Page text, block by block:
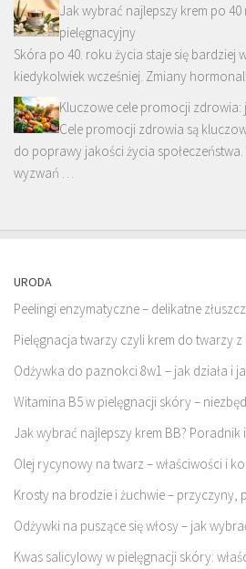
Jak wybrać najlepszy krem po
pielęgnacyjny
Skóra po 40. roku życia staje się bardziej
kiedykolwiek wcześniej. Zmiany
Kluczowe cele promocji
Cele promocji zdrowia są
do poprawy jakości życia
wyzwań …
URODA
Peelingi enzymatyczne – delikatne
Pielęgnacja twarzy czyli krem do twarzy z
Odżywka do paznokci 8w1 – jak działa i
Witamina B5 w pielęgnacji skóry –
Jak wybrać najlepszy krem BB? Poradnik
Olej rycynowy na twarz – właściwości i
Krosty na brodzie i żuchwie – przyczyny,
Odżywki na puszące się włosy – jak
Kwas salicylowy w pielęgnacji skóry: